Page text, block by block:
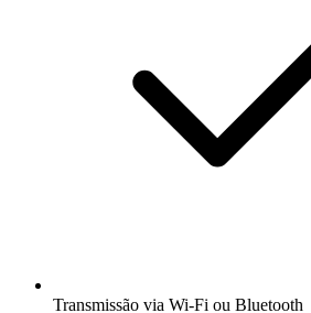
Transmissão via Wi-Fi ou Bluetooth